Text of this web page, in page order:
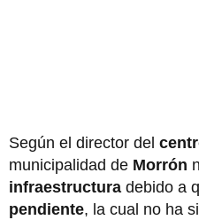
Según el director del
municipalidad de Morrón
infraestructura debido a
pendiente, la cual no ha